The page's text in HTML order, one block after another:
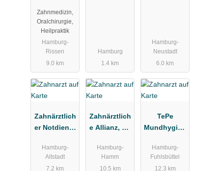
Zahnmedizin,
Oralchirurgie,
Heilpraktik
Hamburg-
Rissen
9.0 km
Hamburg
1.4 km
Hamburg-
Neustadt
6.0 km
Zahnärztlich
er Notdienst
ärztliche
Vereinigung
Hamburg-
Altstadt
7.2 km
Zahnärztlich
e Allianz, Dr.
Partner
Hamburg-
Hamm
10.5 km
TePe
Mundhygien
Vertriebs-
GmbH
Hamburg-
Fuhlsbüttel
12.3 km